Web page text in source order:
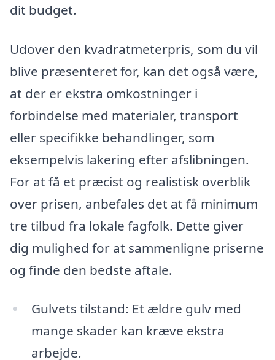
dit budget.
Udover den kvadratmeterpris, som du vil
blive præsenteret for, kan det også være,
at der er ekstra omkostninger i
forbindelse med materialer, transport
eller specifikke behandlinger, som
eksempelvis lakering efter afslibningen.
For at få et præcist og realistisk overblik
over prisen, anbefales det at få minimum
tre tilbud fra lokale fagfolk. Dette giver
dig mulighed for at sammenligne priserne
og finde den bedste aftale.
Gulvets tilstand: Et ældre gulv med
mange skader kan kræve ekstra
arbejde.